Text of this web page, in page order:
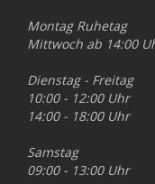
Montag Ruhetag
Mittwoch ab 14:00
Dienstag - Freitag
10:00 - 12:00 Uhr
14:00 - 18:00 Uhr
Samstag
09:00 - 13:00 Uhr